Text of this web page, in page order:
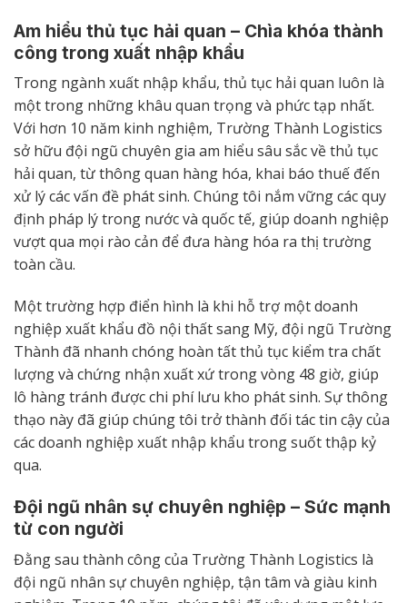
Am hiểu thủ tục hải quan – Chìa khóa thành
công trong xuất nhập khẩu
Trong ngành xuất nhập khẩu, thủ tục hải quan luôn là
một trong những khâu quan trọng và phức tạp nhất.
Với hơn 10 năm kinh nghiệm, Trường Thành Logistics
sở hữu đội ngũ chuyên gia am hiểu sâu sắc về thủ tục
hải quan, từ thông quan hàng hóa, khai báo thuế đến
xử lý các vấn đề phát sinh. Chúng tôi nắm vững các quy
định pháp lý trong nước và quốc tế, giúp doanh nghiệp
vượt qua mọi rào cản để đưa hàng hóa ra thị trường
toàn cầu.
Một trường hợp điển hình là khi hỗ trợ một doanh
nghiệp xuất khẩu đồ nội thất sang Mỹ, đội ngũ Trường
Thành đã nhanh chóng hoàn tất thủ tục kiểm tra chất
lượng và chứng nhận xuất xứ trong vòng 48 giờ, giúp
lô hàng tránh được chi phí lưu kho phát sinh. Sự thông
thạo này đã giúp chúng tôi trở thành đối tác tin cậy của
các doanh nghiệp xuất nhập khẩu trong suốt thập kỷ
qua.
Đội ngũ nhân sự chuyên nghiệp – Sức mạnh
từ con người
Đằng sau thành công của Trường Thành Logistics là
đội ngũ nhân sự chuyên nghiệp, tận tâm và giàu kinh